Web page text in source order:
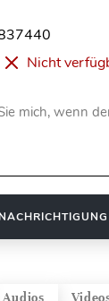
Nicht
mich, wenn